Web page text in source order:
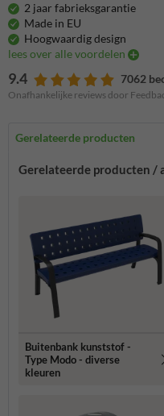
2 jaar fabrieksgarantie
Made in EU
Hoogwaardig design
lees over alle voordelen
9.4 7062
Onafhankelijke reviews door
Gerelateerde producten
Gerelateerde producten /
Buitenbank kunststof -
Type Modo - diverse
kleuren